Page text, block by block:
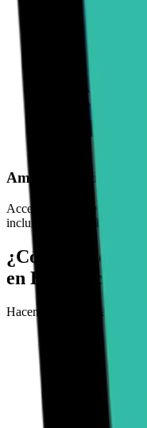
Amplia selección de
Accede a una selección de
incluidas BTC, ETH, BCH
¿Cómo puedes
en Bitcoin.com?
Hacemos que sea fácil